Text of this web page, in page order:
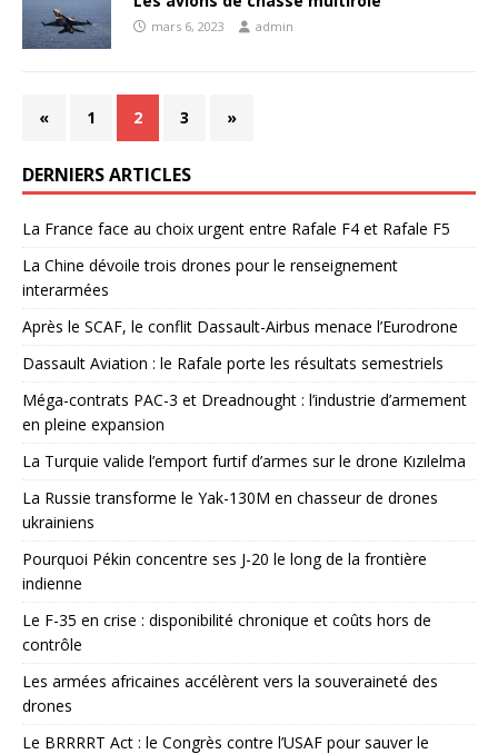
mars 6, 2023 admin
« 1 2 3 »
DERNIERS ARTICLES
La France face au choix urgent entre Rafale F4 et Rafale F5
La Chine dévoile trois drones pour le renseignement
interarmées
Après le SCAF, le conflit Dassault-Airbus menace l’Eurodrone
Dassault Aviation : le Rafale porte les résultats semestriels
Méga-contrats PAC-3 et Dreadnought : l’industrie d’armement
en pleine expansion
La Turquie valide l’emport furtif d’armes sur le drone Kızılelma
La Russie transforme le Yak-130M en chasseur de drones
ukrainiens
Pourquoi Pékin concentre ses J-20 le long de la frontière
indienne
Le F-35 en crise : disponibilité chronique et coûts hors de
contrôle
Les armées africaines accélèrent vers la souveraineté des
drones
Le BRRRRT Act : le Congrès contre l’USAF pour sauver le